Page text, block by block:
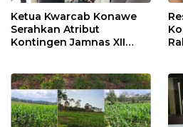
Ketua Kwarcab Konawe
Serahkan Atribut
Kontingen Jamnas XII